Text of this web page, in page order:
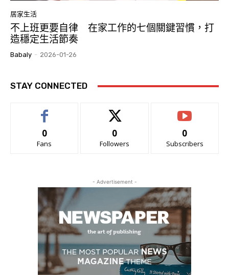
居家生活
不上班更要自律 在家工作的七個關鍵習慣，打
造穩定生活節奏
Babaly - 2026-01-26
STAY CONNECTED
0
Fans
0
Followers
0
Subscribers
- Advertisement -